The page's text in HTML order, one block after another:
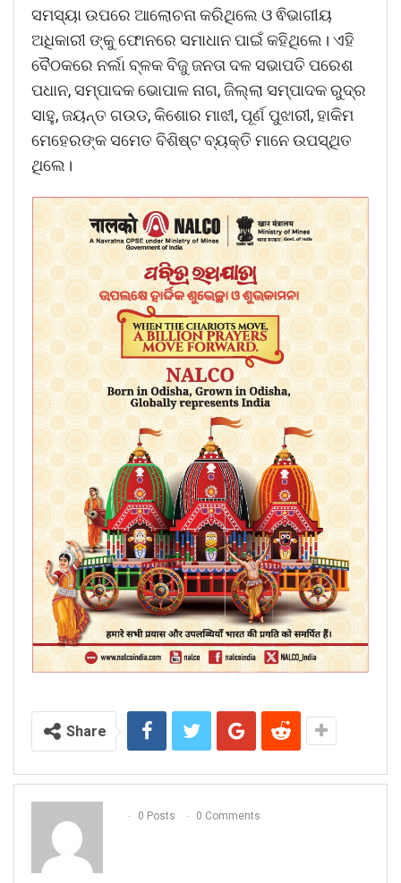
ସମସ୍ୟା ଉପରେ ଆଲୋଚନା କରିଥିଲେ ଓ ଵିଭାଗୀୟ
ଅଧିକାରୀ ଙ୍କୁ ଫୋନରେ ସମାଧାନ ପାଇଁ କହିଥିଲେ। ଏହି
ବୈଠକରେ ନର୍ଲା ବ୍ଳକ ବିଜୁ ଜନତା ଦଳ ସଭାପତି ପରେଶ
ପଧାନ, ସମ୍ପାଦକ ଭୋପାଳ ନାଗ, ଜିଲ୍ଲା ସମ୍ପାଦକ ରୁଦ୍ର
ସାହୁ, ଜୟନ୍ତ ଗଉଡ, କିଶୋର ମାଝୀ, ପୂର୍ଣ ପୁଝାରୀ, ହାକିମ
ମେହେରଙ୍କ ସମେତ ବିଶିଷ୍ଟ ବ୍ୟକ୍ତି ମାନେ ଉପସ୍ଥିତ
ଥିଲେ।
Share
0 Posts 0 Comments